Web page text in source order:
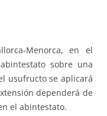
Menorca, en el
sobre una
usufructo se aplicará
dependerá de
el abintestato.